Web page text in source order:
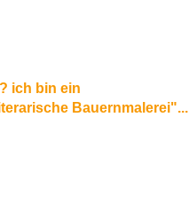
ich bin ein
Bauernmalerei"...